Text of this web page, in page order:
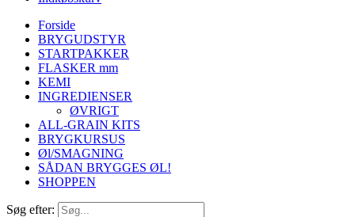
Forside
BRYGUDSTYR
STARTPAKKER
FLASKER mm
KEMI
INGREDIENSER
ØVRIGT
ALL-GRAIN KITS
BRYGKURSUS
Øl/SMAGNING
SÅDAN BRYGGES ØL!
SHOPPEN
Søg efter: